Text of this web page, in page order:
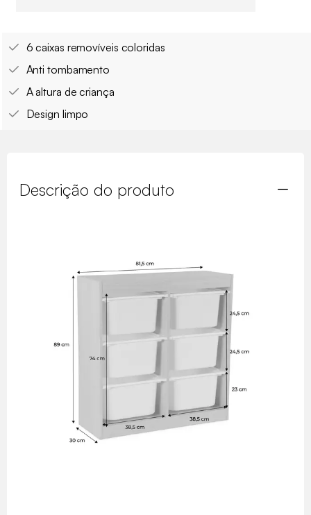
6 caixas removíveis coloridas
Anti tombamento
A altura de criança
Design limpo
Descrição do produto